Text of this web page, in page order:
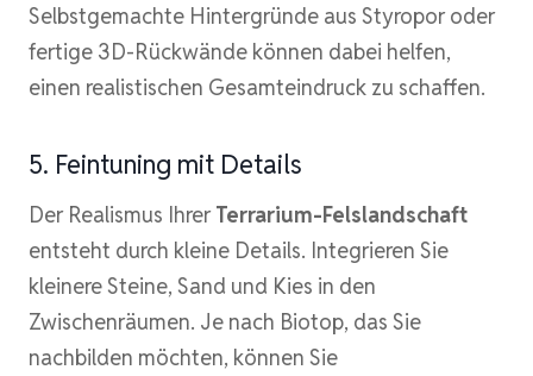
Selbstgemachte Hintergründe aus Styropor oder
fertige 3D-Rückwände können dabei helfen,
einen realistischen Gesamteindruck zu schaffen.
5. Feintuning mit Details
Der Realismus IhrerTerrarium-Felslandschaft
entsteht durch kleine Details. Integrieren Sie
kleinere Steine, Sand und Kies in den
Zwischenräumen. Je nach Biotop, das Sie
nachbilden möchten, können Sie